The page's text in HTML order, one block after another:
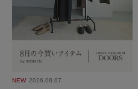
NEW 2026.08.07